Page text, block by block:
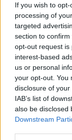
If you wish to
processing of
targeted
section to
opt-out request is
interest-based
us or personal
your opt-out. You
disclosure of
IAB’s list of
also be disclosed
Downstream
lhůtě nedodalo.
postoj bude
většinu.
Na Hádecké
původní step,
26.7.2026 17:25 |
teplomilné
mizející druhy